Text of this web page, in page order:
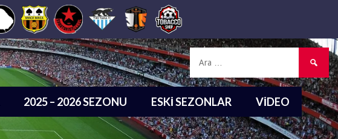
2025 – 2026 SEZONU ESKI SEZONLAR VIDEO